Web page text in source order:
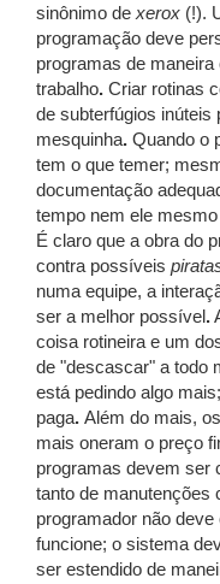
sinônimo de xerox (!).
programação deve
programas de
trabalho. Criar rotinas
de subterfúgios inúteis
mesquinha. Quando o
tem o que temer;
documentação
tempo nem ele
É claro que a obra do
contra possíveis
numa equipe, a
ser a melhor possível .
coisa rotineira e um
de "descascar" a todo
está pedindo algo
paga. Além do mais,
mais oneram o preço
programas devem ser
tanto de manutenções
programador não
funcione; o sistema
ser estendido de